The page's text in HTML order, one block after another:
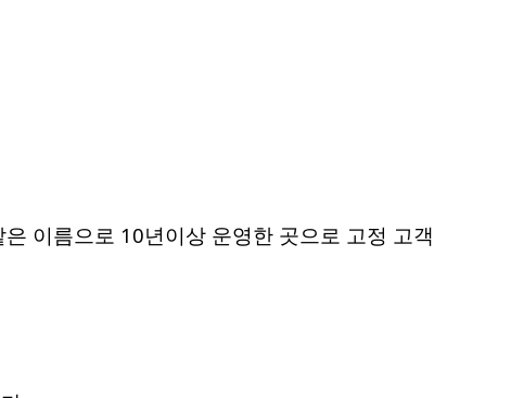
이름으로 10년이상 운영한 곳으로 고정 고객